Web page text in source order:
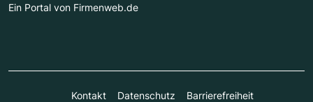
Ein Portal von Firmenweb.de
Kontakt Datenschutz Barrierefreiheit